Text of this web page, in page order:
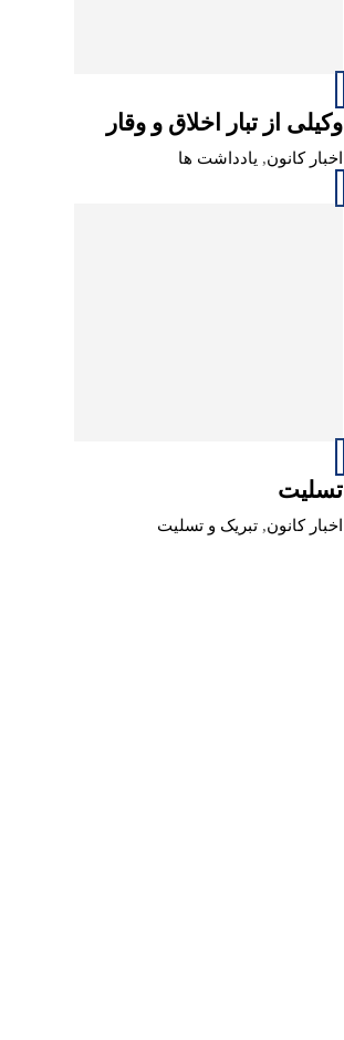
وکیلی از تبار اخلاق و وقار
اخبار کانون, یادداشت ها
تسلیت
اخبار کانون,تبریک و تسلیت